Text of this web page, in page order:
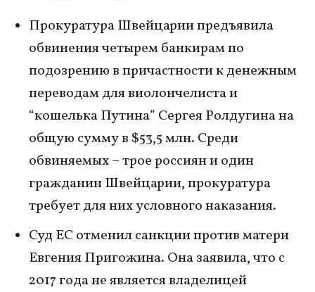
Прокуратура Швейцарии предъявила
обвинения четырем банкирам по
подозрению в причастности к денежным
переводам для виолончелиста и
“кошелька Путина” Сергея Ролдугина на
общую сумму в $53,5 млн. Среди
обвиняемых – трое россиян и один
гражданин Швейцарии, прокуратура
требует для них условного наказания.
Суд ЕС отменил санкции против матери
Евгения Пригожина. Она заявила, что с
2017 года не является владелицей